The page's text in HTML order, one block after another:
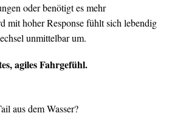
oder benötigt es mehr
mit hoher Response fühlt sich lebendig
unmittelbar um.
agiles Fahrgefühl.
aus dem Wasser?